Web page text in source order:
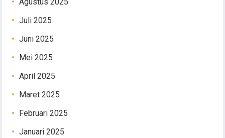
Juli 2025
Juni 2025
Mei 2025
April 2025
Maret 2025
Februari 2025
Januari 2025